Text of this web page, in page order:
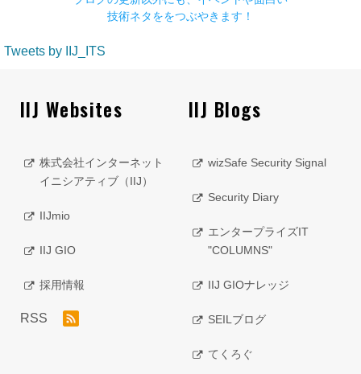
技術ネタををつぶやきます！
Tweets by IIJ_ITS
IIJ Websites
株式会社インターネット
イニシアティブ（IIJ）
IIJmio
IIJ GIO
採用情報
RSS
IIJ Blogs
wizSafe Security Signal
Security Diary
エンタープライズIT
"COLUMNS"
IIJ GIOナレッジ
SEILブログ
てくろぐ